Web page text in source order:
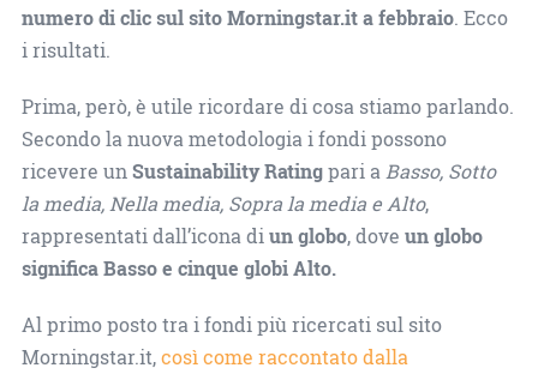
numero di clic sul sito Morningstar.it a febbraio. Ecco
i risultati.
Prima, però, è utile ricordare di cosa stiamo parlando.
Secondo la nuova metodologia i fondi possono
ricevere unSustainability Ratingpari aBasso, Sotto
la media, Nella media, Sopra la media e Alto,
rappresentati dall’icona diun globo, dove un globo
significa Basso e cinque globi Alto.
Al primo posto tra i fondi più ricercati sul sito
Morningstar.it,così come raccontato dalla